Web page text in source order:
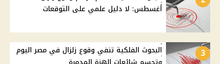
أغسطس: لا دليل علمي على التوقعات
3
البحوث الفلكية تنفي وقوع زلزال في مصر اليوم